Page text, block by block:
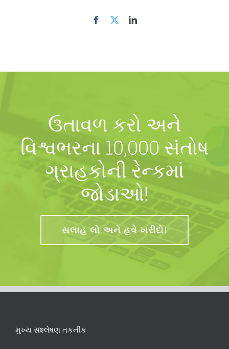
ઉતાવળ કરો અને
વિશ્વભરના 10,000 સંતોષ
ગ્રાહકોની રેન્કમાં
જોડાઓ!
સલાહ લો અને હવે ખરીદો!
મુખ્ય સંશ્લેષણ તકનીક